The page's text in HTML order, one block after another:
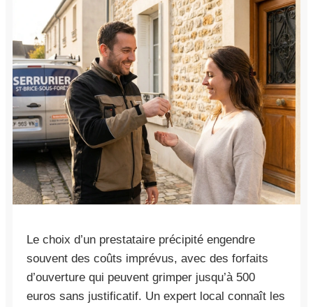
Le choix d’un prestataire précipité engendre
souvent des coûts imprévus, avec des forfaits
d’ouverture qui peuvent grimper jusqu’à 500
euros sans justificatif. Un expert local connaît les